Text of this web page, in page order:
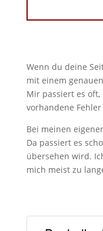
Wenn du deine
mit einem
Mir passiert es
vorhandene
Bei meinen
Da passiert es
übersehen wird.
mich meist zu